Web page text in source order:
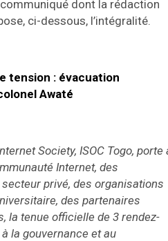
dont la rédaction
ci-dessous, l’intégralité.
tension : évacuation
Awaté
Society, ISOC Togo, porte
Internet, des
privé, des organisations
des partenaires
la tenue officielle de 3 rendez-
la gouvernance et au